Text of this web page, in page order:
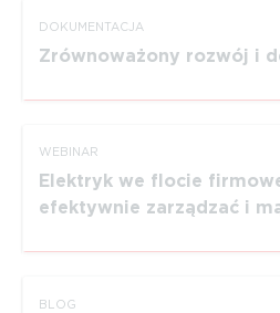
DOKUMEN­TACJA
Zrówno­ważony rozwój i
WEBINAR
Elektryk we flocie
efektywnie zarządzać i
BLOG